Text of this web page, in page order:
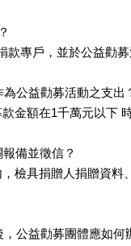
專戶，並於公益勸
公益勸募活動之支出
金額在1千萬元以下
備並徵信？
檢具捐贈人捐贈資
公益勸募團體應如何